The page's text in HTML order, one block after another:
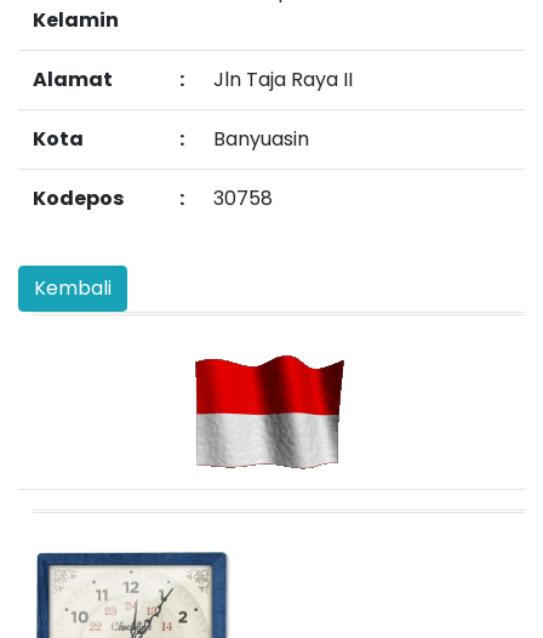
Kelamin
Alamat : Jln Taja Raya II
Kota : Banyuasin
Kodepos : 30758